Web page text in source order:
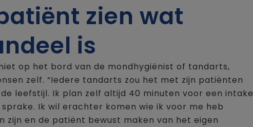
zien wat
is
op het bord van de mondhygiënist of tandarts,
zelf. “Iedere tandarts zou het met zijn patiënten
leefstijl. Ik plan zelf altijd 40 minuten voor een intake
Ik wil erachter komen wie ik voor me heb
zijn en de patiënt bewust maken van het eigen